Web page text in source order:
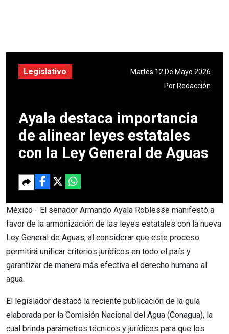
Legislativo
Martes 12 De Mayo 2026
Por Redacción
Ayala destaca importancia
de alinear leyes estatales
con la Ley General de Aguas
México - El senador Armando Ayala Roblesse manifestó a
favor de la armonización de las leyes estatales con la nueva
Ley General de Aguas, al considerar que este proceso
permitirá unificar criterios jurídicos en todo el país y
garantizar de manera más efectiva el derecho humano al
agua.
El legislador destacó la reciente publicación de la guía
elaborada por la Comisión Nacional del Agua (Conagua), la
cual brinda parámetros técnicos y jurídicos para que los